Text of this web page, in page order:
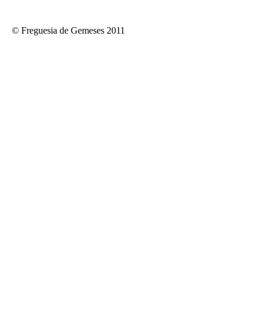
© Freguesia de Gemeses 2011